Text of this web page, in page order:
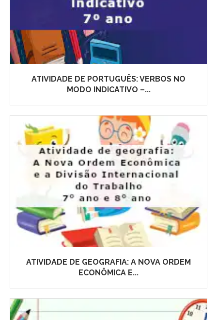
ATIVIDADE DE PORTUGUÊS: VERBOS NO
MODO INDICATIVO –...
ATIVIDADE DE GEOGRAFIA: A NOVA ORDEM
ECONÔMICA E...